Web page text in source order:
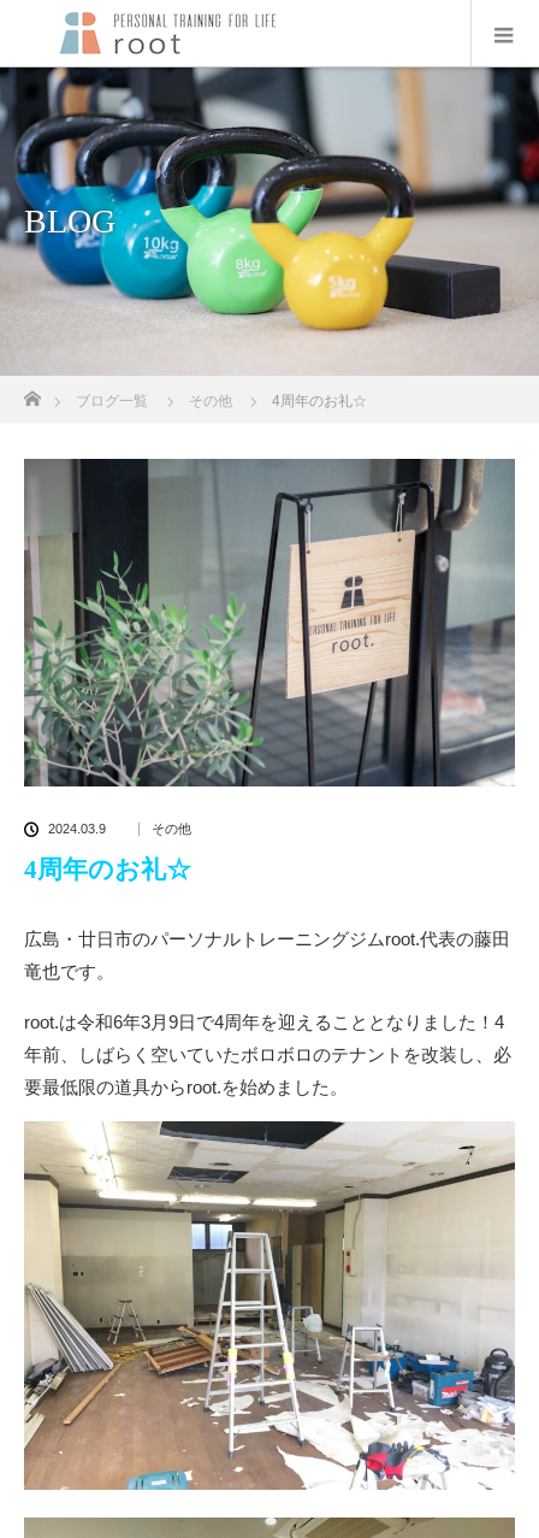
BLOG
ブログ一覧 その他 4周年のお礼☆
2024.03.9 その他
4周年のお礼☆
広島・廿日市のパーソナルトレーニングジムroot.代表の藤田
竜也です。
root.は令和6年3月9日で4周年を迎えることとなりました！4
年前、しばらく空いていたボロボロのテナントを改装し、必
要最低限の道具からroot.を始めました。